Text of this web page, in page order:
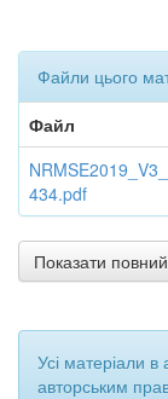
Файли цього
Файл
434.pdf
Показати
Усі матеріали в
авторським